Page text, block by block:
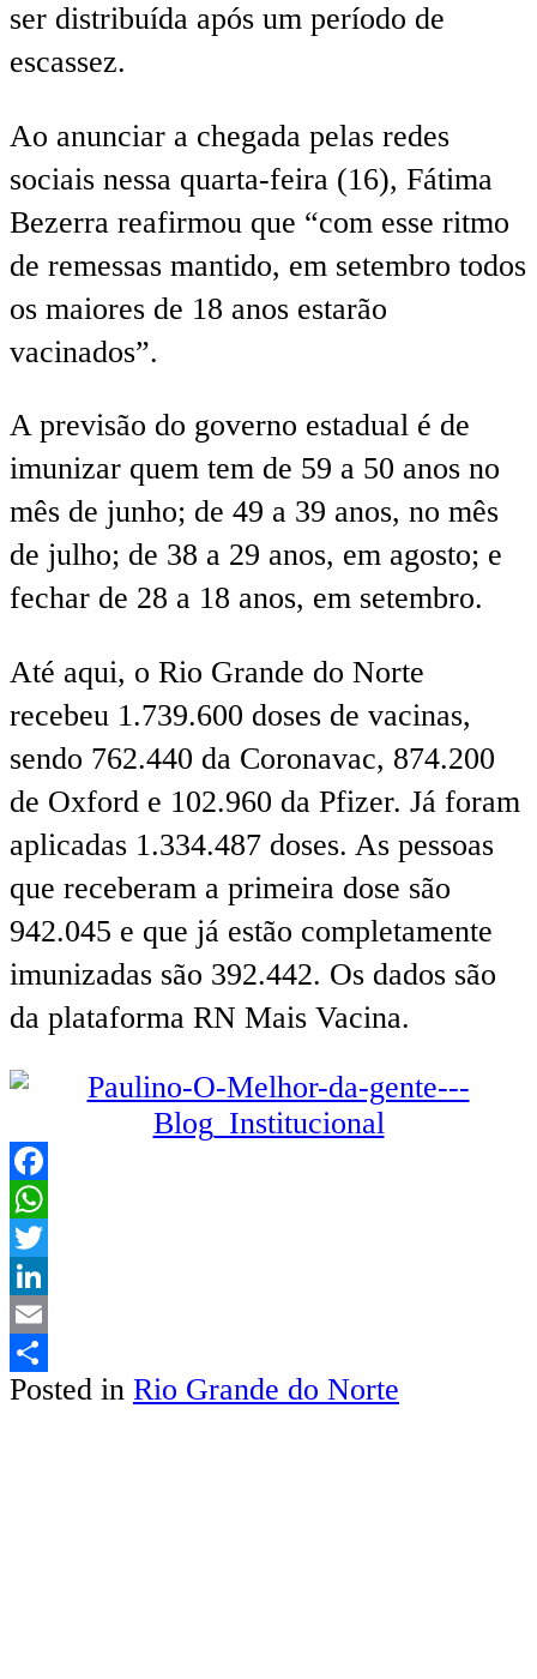
ser distribuída após um período de
escassez.
Ao anunciar a chegada pelas redes
sociais nessa quarta-feira (16), Fátima
Bezerra reafirmou que “com esse ritmo
de remessas mantido, em setembro todos
os maiores de 18 anos estarão
vacinados”.
A previsão do governo estadual é de
imunizar quem tem de 59 a 50 anos no
mês de junho; de 49 a 39 anos, no mês
de julho; de 38 a 29 anos, em agosto; e
fechar de 28 a 18 anos, em setembro.
Até aqui, o Rio Grande do Norte
recebeu 1.739.600 doses de vacinas,
sendo 762.440 da Coronavac, 874.200
de Oxford e 102.960 da Pfizer. Já foram
aplicadas 1.334.487 doses. As pessoas
que receberam a primeira dose são
942.045 e que já estão completamente
imunizadas são 392.442. Os dados são
da plataforma RN Mais Vacina.
Facebook
WhatsApp
Twitter
LinkedIn
Email
Share
Posted in Rio Grande do Norte